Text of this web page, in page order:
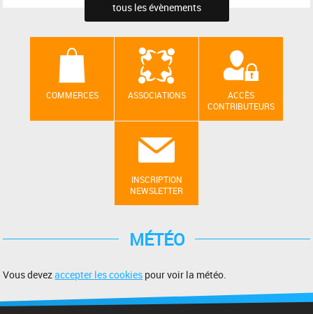
tous les évènements
COMMERCES ASSOCIATIONS
ACCÈS
CONTRIBUTEURS
INSCRIPTION
NEWSLETTER
MÉTÉO
Vous devezaccepter les cookies pour voir la météo.